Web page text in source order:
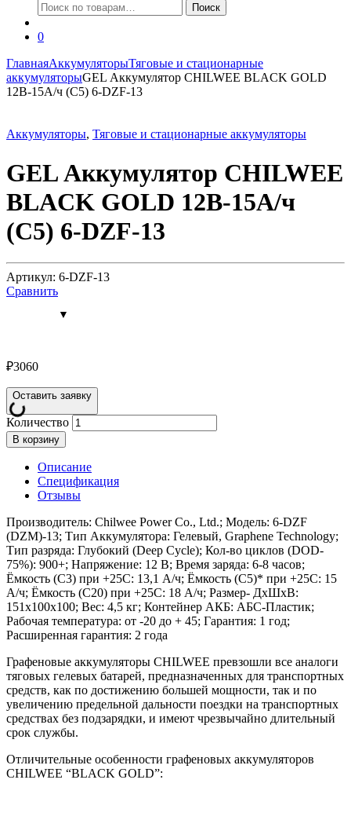
Искать: Поиск
0
ГлавнаяАккумуляторыТяговые и стационарные
аккумуляторыGEL Аккумулятор CHILWEE BLACK GOLD
12В-15А/ч (С5) 6-DZF-13
Аккумуляторы, Тяговые и стационарные аккумуляторы
GEL Аккумулятор CHILWEE
BLACK GOLD 12В-15А/ч
(С5) 6-DZF-13
Артикул: 6-DZF-13
Сравнить
₽3060
Оставить заявку
Количество
В корзину
Описание
Спецификация
Отзывы
Производитель: Chilwee Power Co., Ltd.; Модель: 6-DZF
(DZM)-13; Тип Аккумулятора: Гелевый, Graphene Technology;
Тип разряда: Глубокий (Deep Cycle); Кол-во циклов (DOD-
75%): 900+; Напряжение: 12 В; Время заряда: 6-8 часов;
Ёмкость (С3) при +25С: 13,1 А/ч; Ёмкость (С5)* при +25С: 15
А/ч; Ёмкость (С20) при +25С: 18 А/ч; Размер- ДхШхВ:
151х100х100; Вес: 4,5 кг; Контейнер АКБ: АБС-Пластик;
Рабочая температура: от -20 до + 45; Гарантия: 1 год;
Расширенная гарантия: 2 года
Графеновые аккумуляторы CHILWEE превзошли все аналоги
тяговых гелевых батарей, предназначенных для транспортных
средств, как по достижению большей мощности, так и по
увеличению предельной дальности поездки на транспортных
средствах без подзарядки, и имеют чрезвычайно длительный
срок службы.
Отличительные особенности графеновых аккумуляторов
CHILWEE “BLACK GOLD”: